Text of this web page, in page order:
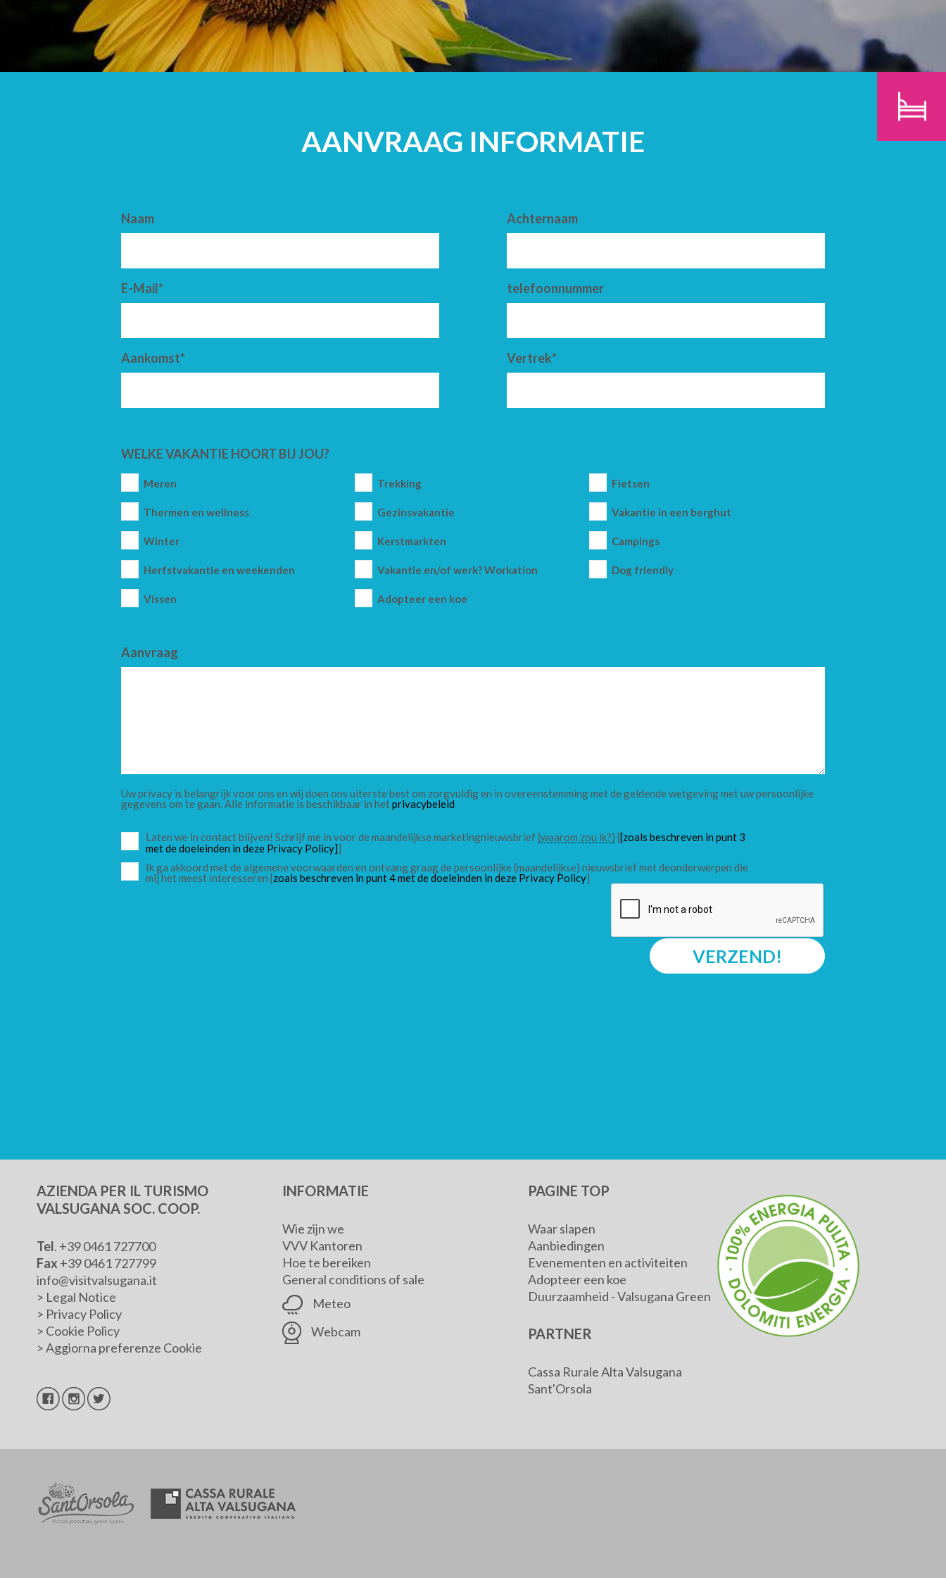
AANKOMST VERTREK VOLWASSENEN
ZOEK
AANVRAAG INFORMATIE
Naam Achternaam
E-Mail* telefoonnummer
Aankomst* Vertrek*
WELKE VAKANTIE HOORT BIJ JOU?
Meren Trekking Fietsen
Thermen en wellness Gezinsvakantie Vakantie in een berghut
Winter Kerstmarkten Campings
Herfstvakantie en weekenden Vakantie en/of werk? Workation Dog friendly
Vissen Adopteer een koe
Aanvraag
Uw privacy is belangrijk voor ons en wij doen ons uiterste best om zorgvuldig en in overeenstemming met de geldende wetgeving met uw persoonlijke
gegevens om te gaan. Alle informatie is beschikbaar in hetprivacybeleid
Laten we in contact blijven! Schrijf me in voor de maandelijkse marketingnieuwsbrief(waarom zou ik?) [[zoals beschreven in punt 3
met de doeleinden in deze Privacy Policy]]
Ik ga akkoord met de algemene voorwaarden en ontvang graag de persoonlijke (maandelijkse) nieuwsbrief met deonderwerpen die
mij het meest interesseren [zoals beschreven in punt 4 met de doeleinden in deze Privacy Policy]
VERZEND!
AZIENDA PER IL TURISMO
VALSUGANA SOC. COOP.
Tel. +39 0461 727700
Fax +39 0461 727799
info@visitvalsugana.it
> Legal Notice
> Privacy Policy
> Cookie Policy
>Aggiorna preferenze Cookie
INFORMATIE
Wie zijn we
VVV Kantoren
Hoe te bereiken
General conditions of sale
Meteo
Webcam
PAGINE TOP
Waar slapen
Aanbiedingen
Evenementen en activiteiten
Adopteer een koe
Duurzaamheid - Valsugana Green
PARTNER
Cassa Rurale Alta Valsugana
Sant'Orsola